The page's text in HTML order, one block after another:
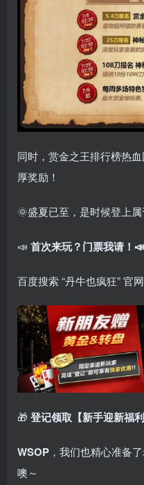
同时，赏金之王排行榜热
厚奖励！
🌞盛夏已至，是时候登上属
📣 首次来玩？门票我请！📣
百度搜索 “丹牛也疯狂” 官网
🎁 登记领取【新手迎新福利
WSOP ，我们也精心准备
噢～